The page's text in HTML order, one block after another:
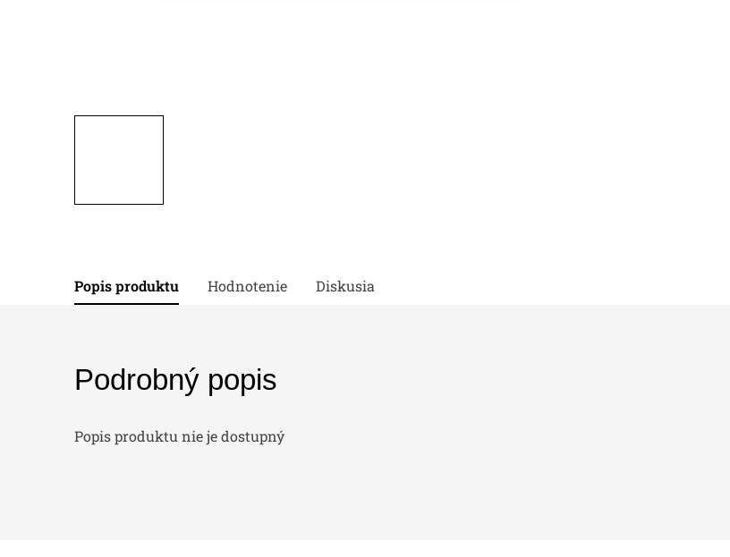
Popis produktu Hodnotenie Diskusia
Podrobný popis
Popis produktu nie je dostupný